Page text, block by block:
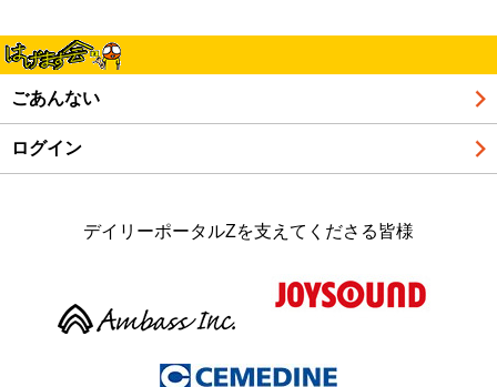
ごあんない
ログイン
デイリーポータルZを支えてくださる皆様